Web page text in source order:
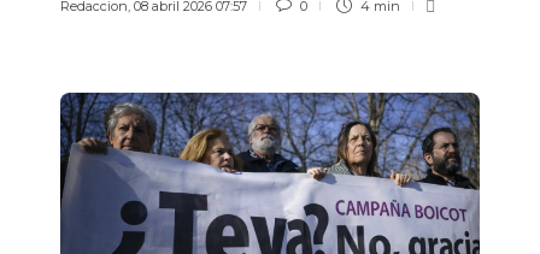
Redaccion, 08 abril 2026 07:57 0 4 min